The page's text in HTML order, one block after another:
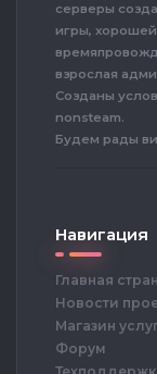
серверы
игры,
взрослая
Созданы
nonsteam.
Будем рады
Навигация
Главная
Новости
Магазин
Форум